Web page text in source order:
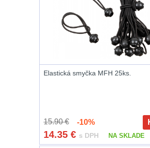
vycpávky10
Karabiny a přezky 75
koncovky25
Samonavíjecí
držáky 1
Elastická smyčka MFH 25ks.
15.90 €-10%
14.35 € s DPH NA SKLADE